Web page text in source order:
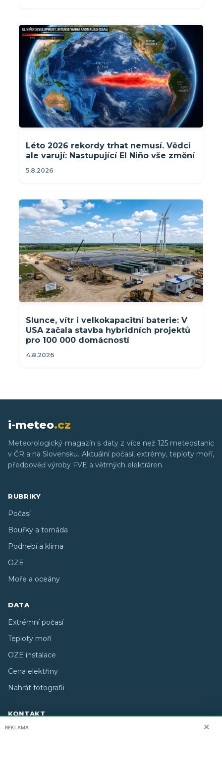
Léto 2026 rekordy trhat nemusí. Vědci
ale varují: Nastupující El Niño vše změní
5.8.2026
Slunce, vítr i velkokapacitní baterie: V
USA začala stavba hybridních projektů
pro 100 000 domácností
4.8.2026
i-meteo.cz
Meteorologický magazín s daty z více než 125 meteostanic
v ČR a na Slovensku. Aktuální počasí, extrémy, teploty moří,
předpověď výroby FVE a větrných elektráren.
RUBRIKY
Počasí
Bouřky a tornáda
Podnebí a klima
OZE
Moře a oceány
DATA
Extrémní počasí
Teploty moří
OZE instalace
Cena elektřiny
Nahrát fotografii
KONTAKT
O nás
REKLAMA ✕